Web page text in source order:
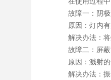
故障一：阴极
原因：灯内有
解决办法：将
故障二：屏蔽
原因：溅射的
解决办法：振